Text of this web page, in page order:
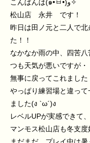
こんばんは(๑•̀ㅂ•́)و✧
松山店 永井 です！
昨日は田ノ元と二人で
た！！
なかなか雨の中、四苦
つも天気が悪いですが・
無事に戻ってこれました
やっぱり練習場と違っ
ました(ง `ω´)ง
レベルUPが実感できて
マンモス松山店も冬支度